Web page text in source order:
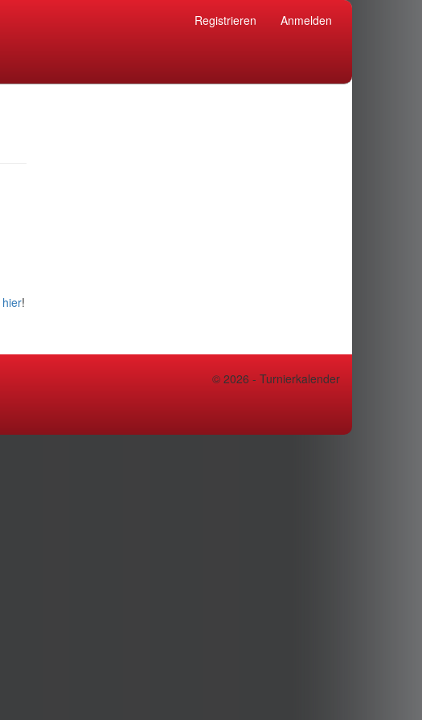
Registrieren Anmelden
hier!
© 2026 - Turnierkalender